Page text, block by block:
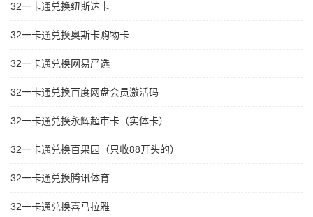
32一卡通兑换纽斯达卡
32一卡通兑换奥斯卡购物卡
32一卡通兑换网易严选
32一卡通兑换百度网盘会员激活码
32一卡通兑换永辉超市卡（实体卡）
32一卡通兑换百果园（只收88开头的）
32一卡通兑换腾讯体育
32一卡通兑换喜马拉雅